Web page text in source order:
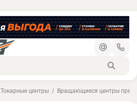
Токарные центры Вращающиеся центры